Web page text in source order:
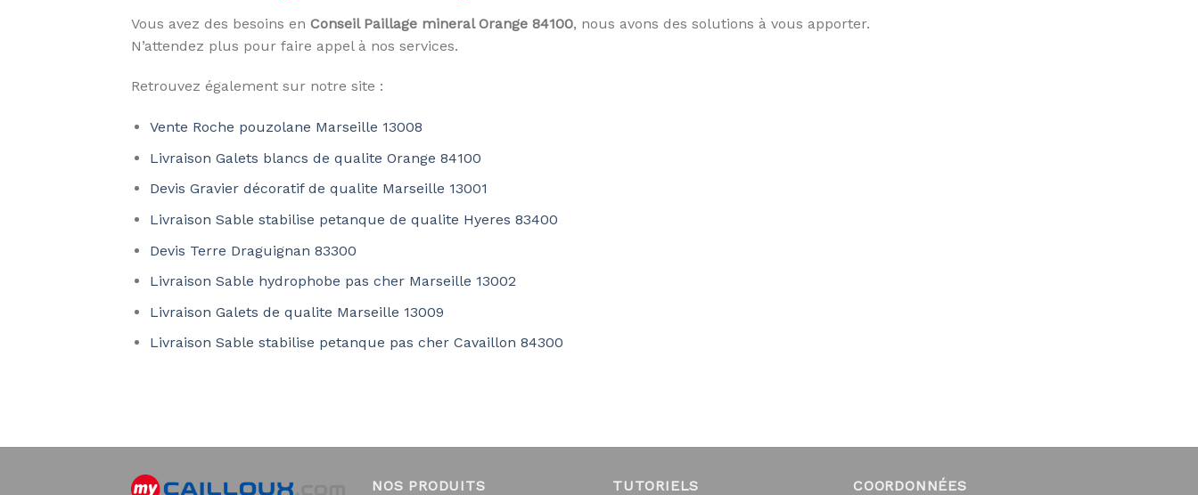
Vous avez des besoins en Conseil Paillage mineral Orange 84100, nous avons des solutions à vous apporter.
N’attendez plus pour faire appel à nos services.
Retrouvez également sur notre site :
Vente Roche pouzolane Marseille 13008
Livraison Galets blancs de qualite Orange 84100
Devis Gravier décoratif de qualite Marseille 13001
Livraison Sable stabilise petanque de qualite Hyeres 83400
Devis Terre Draguignan 83300
Livraison Sable hydrophobe pas cher Marseille 13002
Livraison Galets de qualite Marseille 13009
Livraison Sable stabilise petanque pas cher Cavaillon 84300
NOS PRODUITS TUTORIELS COORDONNÉES